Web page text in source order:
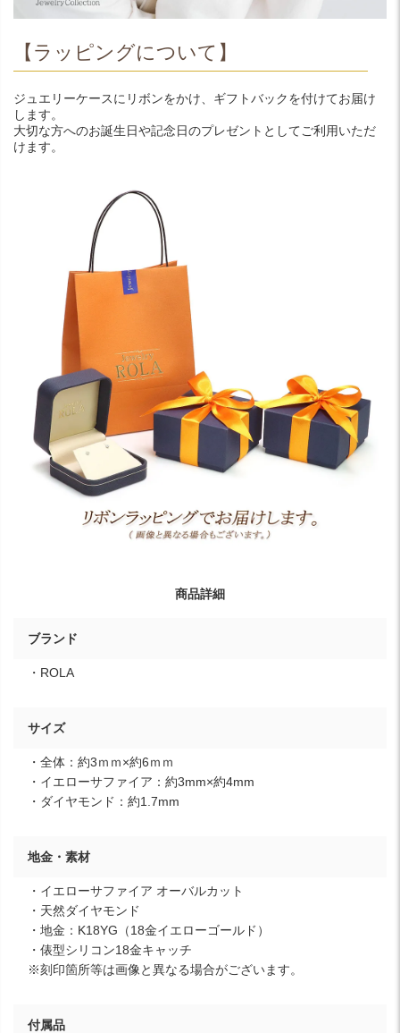
【ラッピングについて】
ジュエリーケースにリボンをかけ、ギフトバックを付けてお届け
します。
大切な方へのお誕生日や記念日のプレゼントとしてご利用いただ
けます。
商品詳細
ブランド
・ROLA
サイズ
・全体：約3ｍｍ×約6ｍｍ
・イエローサファイア：約3mm×約4mm
・ダイヤモンド：約1.7mm
地金・素材
・イエローサファイア オーバルカット
・天然ダイヤモンド
・地金：K18YG（18金イエローゴールド）
・俵型シリコン18金キャッチ
※刻印箇所等は画像と異なる場合がございます。
付属品